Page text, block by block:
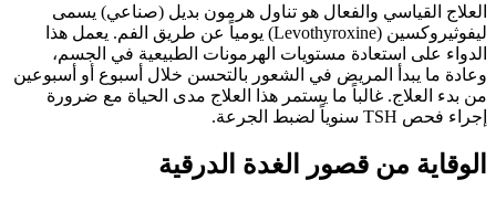
العلاج القياسي والفعال هو تناول هرمون بديل (صناعي) يسمى
ليفوثيروكسين (Levothyroxine) يومياً عن طريق الفم. يعمل هذا
الدواء على استعادة مستويات الهرمونات الطبيعية في الجسم،
وعادة ما يبدأ المريض في الشعور بالتحسن خلال أسبوع أو أسبوعين
من بدء العلاج. غالباً ما يستمر هذا العلاج مدى الحياة مع ضرورة
إجراء فحص TSH سنوياً لضبط الجرعة.
الوقاية من قصور الغدة الدرقية